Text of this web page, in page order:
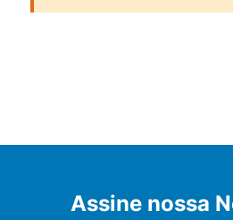
Assine nossa